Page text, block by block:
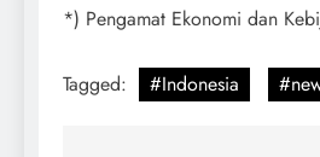
*) Pengamat Ekonomi dan
Tagged: #Indonesia